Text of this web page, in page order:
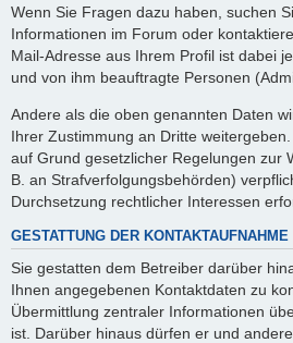
Wenn Sie Fragen dazu haben, suchen
Informationen im Forum oder
Mail-Adresse aus Ihrem Profil ist dabei
und von ihm beauftragte Personen
Andere als die oben genannten Daten
Ihrer Zustimmung an Dritte
auf Grund gesetzlicher Regelungen zur
B. an Strafverfolgungsbehörden)
Durchsetzung rechtlicher Interessen
GESTATTUNG DER KONTAKTAUFNAHME
Sie gestatten dem Betreiber darüber
Ihnen angegebenen Kontaktdaten zu
Übermittlung zentraler Informationen
ist. Darüber hinaus dürfen er und